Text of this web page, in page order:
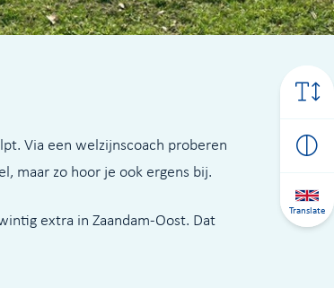
Translate
Via een welzijnscoach proberen
maar zo hoor je ook ergens bij.
extra in Zaandam-Oost. Dat